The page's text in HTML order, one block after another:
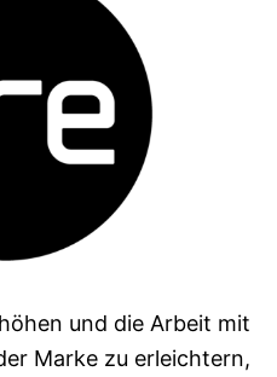
und die Arbeit mit
Marke zu erleichtern,